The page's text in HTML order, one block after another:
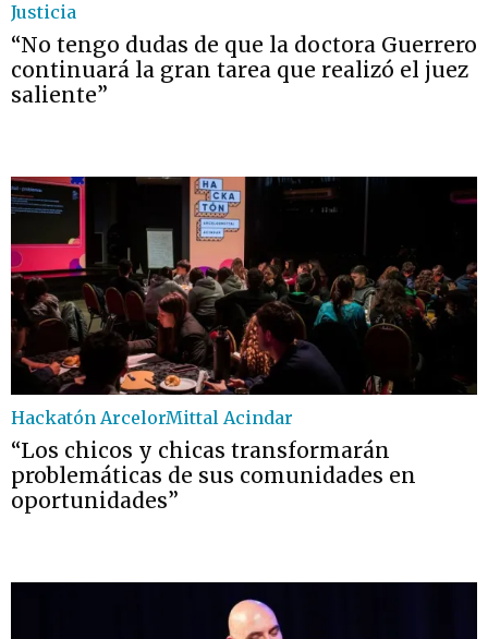
Justicia
“No tengo dudas de que la doctora Guerrero
continuará la gran tarea que realizó el juez
saliente”
Hackatón ArcelorMittal Acindar
“Los chicos y chicas transformarán
problemáticas de sus comunidades en
oportunidades”